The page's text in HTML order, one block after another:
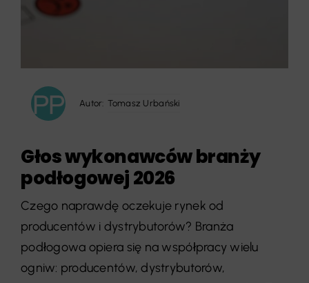
Autor: Tomasz Urbański
Głos wykonawców branży
podłogowej 2026
Czego naprawdę oczekuje rynek od
producentów i dystrybutorów? Branża
podłogowa opiera się na współpracy wielu
ogniw: producentów, dystrybutorów,